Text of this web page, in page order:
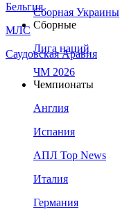
Бельгия
МЛС
Саудовская Аравия
Сборная Украины
Сборные
Лига наций
ЧМ 2026
Чемпионаты
Англия
Испания
АПЛ Top News
Италия
Германия